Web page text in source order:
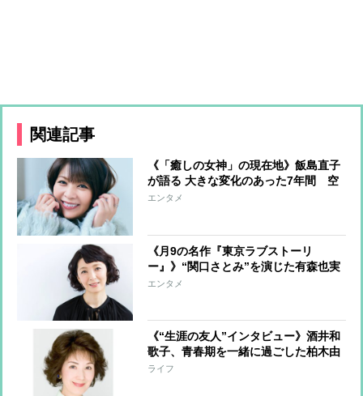
関連記事
《「癒しの女神」の現在地》飯島直子
が語る 大きな変化のあった7年間 空
っぽになった心から前を向くきっかけ
エンタメ
《月9の名作『東京ラブストーリ
ー』》“関口さとみ”を演じた有森也実
が振り返る「“あざとい”と石を投げら
エンタメ
《“生涯の友人”インタビュー》酒井和
歌子、青春期を一緒に過ごした柏木由
紀子と引かれ合うように再会し友人関
ライフ